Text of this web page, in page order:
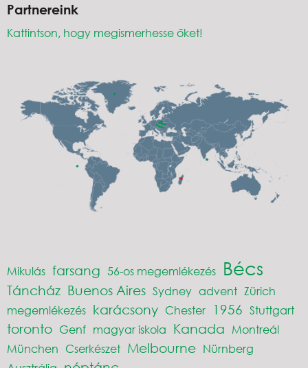
Partnereink
Kattintson, hogy megismerhesse őket!
Mikulás farsang 56-os megemlékezés Bécs
Táncház Buenos Aires Sydney advent Zürich
megemlékezés karácsony Chester 1956 Stuttgart
toronto Genf magyar iskola Kanada Montreál
München Cserkészet Melbourne Nürnberg